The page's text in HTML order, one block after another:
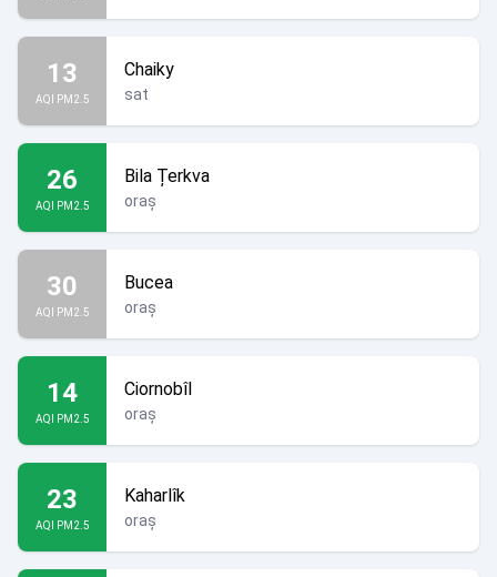
13
AQI PM2.5
Chaiky
sat
26
AQI PM2.5
Bila Țerkva
oraș
30
AQI PM2.5
Bucea
oraș
14
AQI PM2.5
Ciornobîl
oraș
23
AQI PM2.5
Kaharlîk
oraș